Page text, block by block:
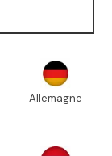
Allemagne